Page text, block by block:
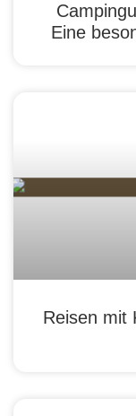
Eine
Reisen mit